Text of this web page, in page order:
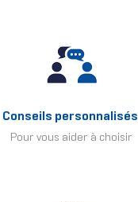
Conseils personnalisés
Pour vous aider à choisir